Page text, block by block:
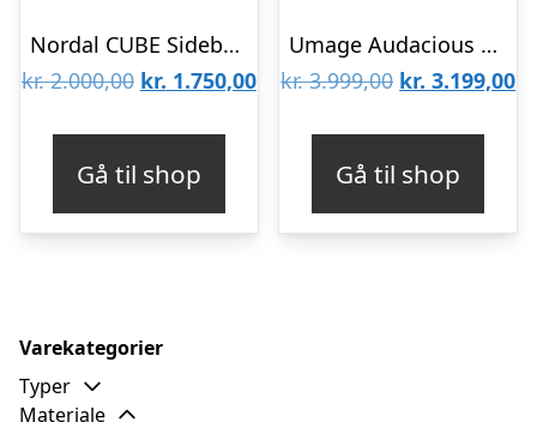
Nordal CUBE Sidebord m/Marmor Sort/Hvid – 55
kr.2.000,00 Den
kr. 2.000,00.
kr. 1.750,00Den
kr. 1.750,00.
Gå til shop
Umage Audacious sidebord – Lys eg – Charcoal : Erling Christensen Møbler
kr.3.999,00 Den
kr. 3.999,00.
kr. 3.199,00
Gå til shop
Varekategorier
Typer
Materiale